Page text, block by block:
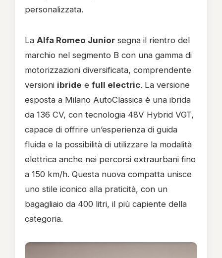
personalizzata.
La Alfa Romeo Junior segna il rientro del
marchio nel segmento B con una gamma di
motorizzazioni diversificata, comprendente
versioni ibride e full electric. La versione
esposta a Milano AutoClassica è una ibrida
da 136 CV, con tecnologia 48V Hybrid VGT,
capace di offrire un’esperienza di guida
fluida e la possibilità di utilizzare la modalità
elettrica anche nei percorsi extraurbani fino
a 150 km/h. Questa nuova compatta unisce
uno stile iconico alla praticità, con un
bagagliaio da 400 litri, il più capiente della
categoria.